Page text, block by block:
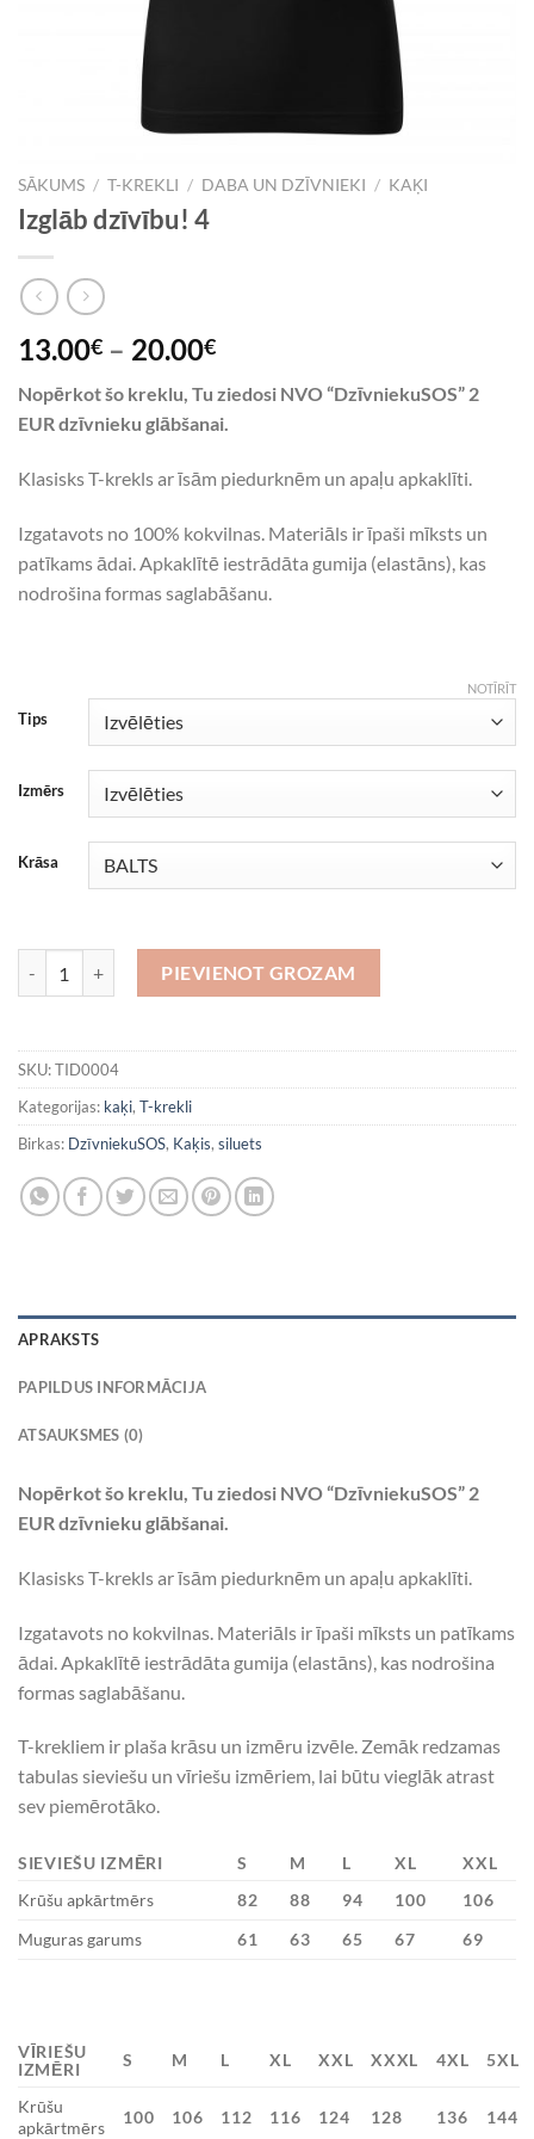
SĀKUMS / T-KREKLI / DABA UN DZĪVNIEKI / KAĶI
Izglāb dzīvību! 4
13.00€ – 20.00€
Nopērkot šo kreklu, Tu ziedosi NVO “DzīvniekuSOS” 2
EUR dzīvnieku glābšanai.
Klasisks T-krekls ar īsām piedurknēm un apaļu apkaklīti.
Izgatavots no 100% kokvilnas. Materiāls ir īpaši mīksts un
patīkams ādai. Apkaklītē iestrādāta gumija (elastāns), kas
nodrošina formas saglabāšanu.
Tips
Izmērs
Krāsa
NOTĪRĪT
PIEVIENOT GROZAM
SKU:TID0004
Kategorijas: kaķi, T-krekli
Birkas: DzīvniekuSOS, Kaķis, siluets
APRAKSTS
PAPILDUS INFORMĀCIJA
ATSAUKSMES (0)
Nopērkot šo kreklu, Tu ziedosi NVO “DzīvniekuSOS” 2
EUR dzīvnieku glābšanai.
Klasisks T-krekls ar īsām piedurknēm un apaļu apkaklīti.
Izgatavots no kokvilnas. Materiāls ir īpaši mīksts un patīkams
ādai. Apkaklītē iestrādāta gumija (elastāns), kas nodrošina
formas saglabāšanu.
T-krekliem ir plaša krāsu un izmēru izvēle. Zemāk redzamas
tabulas sieviešu un vīriešu izmēriem, lai būtu vieglāk atrast
sev piemērotāko.
SIEVIEŠU IZMĒRI S M L XL
XXL
Krūšu apkārtmērs
82 88 94 100
106
Muguras garums
61 63 65 67 69
VĪRIEŠU
IZMĒRI
S M L XL XXL XXXL 4XL 5XL
Krūšu
apkārtmērs
100 106 112 116 124 128 136 144